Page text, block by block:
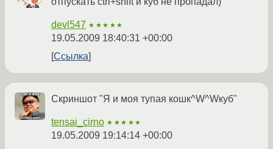
devl547 ★★★★★
19.05.2009 18:40:31 +00:00
Ссылка
Скриншот "Я и моя тупая кошк^W^Wкуб"
tensai_cirno ★★★★★
19.05.2009 19:14:14 +00:00